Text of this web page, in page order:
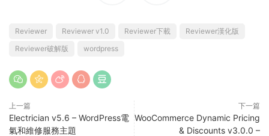
Reviewer Reviewer v1.0 Reviewer下載
Reviewer漢化版
Reviewer破解版
wordpress
上一篇
Electrician v5.6 – WordPress電
氣和維修服務主題
下一篇
WooCommerce Dynamic Pricing
& Discounts v3.0.0 –